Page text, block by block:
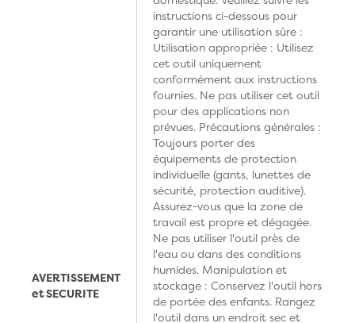
AVERTISSEMENT
et SECURITE
instructions ci-dessous pour
garantir une utilisation sûre :
Utilisation appropriée : Utilisez
cet outil uniquement
conformément aux instructions
fournies. Ne pas utiliser cet outil
pour des applications non
prévues. Précautions générales :
Toujours porter des
équipements de protection
individuelle (gants, lunettes de
sécurité, protection auditive).
Assurez-vous que la zone de
travail est propre et dégagée.
Ne pas utiliser l'outil près de
l'eau ou dans des conditions
humides. Manipulation et
stockage : Conservez l'outil hors
de portée des enfants. Rangez
l'outil dans un endroit sec et